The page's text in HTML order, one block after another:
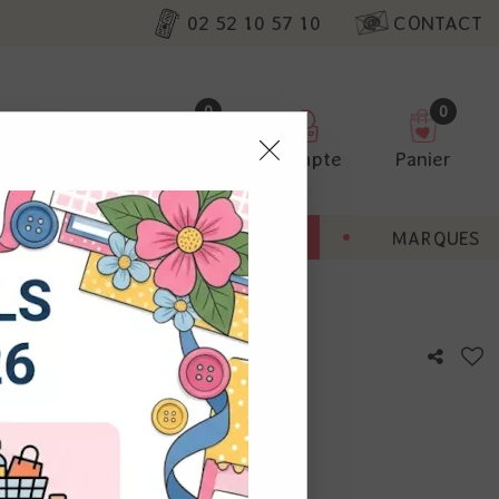
02 52 10 57 10 CONTACT
0
Compte
0
Panier
BONNES AFFAIRES MARQUES
avis !
nos
non
Vous
à droite